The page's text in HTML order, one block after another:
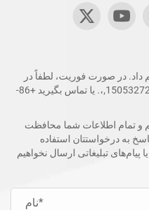
داد. در صورت فوریت، لطفاً در
,،. یا تماس بگیرید
+86-
و تمام اطلاعات شما محافظت
به درخواستتان استفاده
تبلیغاتی ارسال نخواهیم